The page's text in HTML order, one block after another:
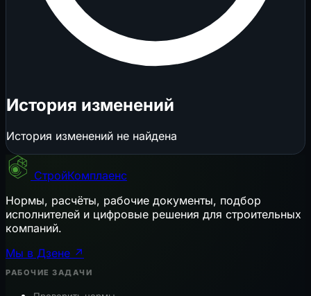
История изменений
История изменений не найдена
СтройКомплаенс
Нормы, расчёты, рабочие документы, подбор
исполнителей и цифровые решения для строительных
компаний.
Мы в Дзене ↗
РАБОЧИЕ ЗАДАЧИ